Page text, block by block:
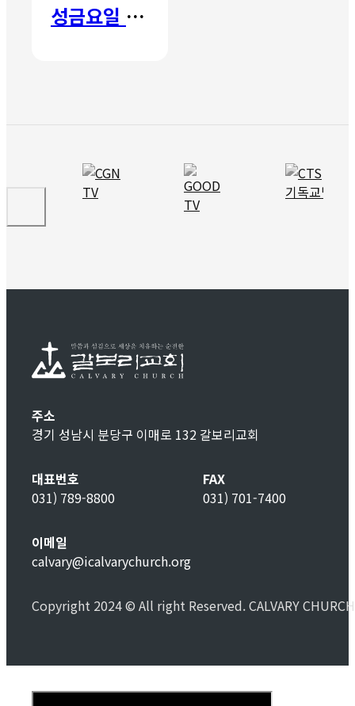
성금요일 칸타타
주소
경기 성남시 분당구 이매로 132 갈보리교회
대표번호
031) 789-8800
FAX
031) 701-7400
이메일
calvary@icalvarychurch.org
Copyright 2024 © All right Reserved. CALVARY CHURCH